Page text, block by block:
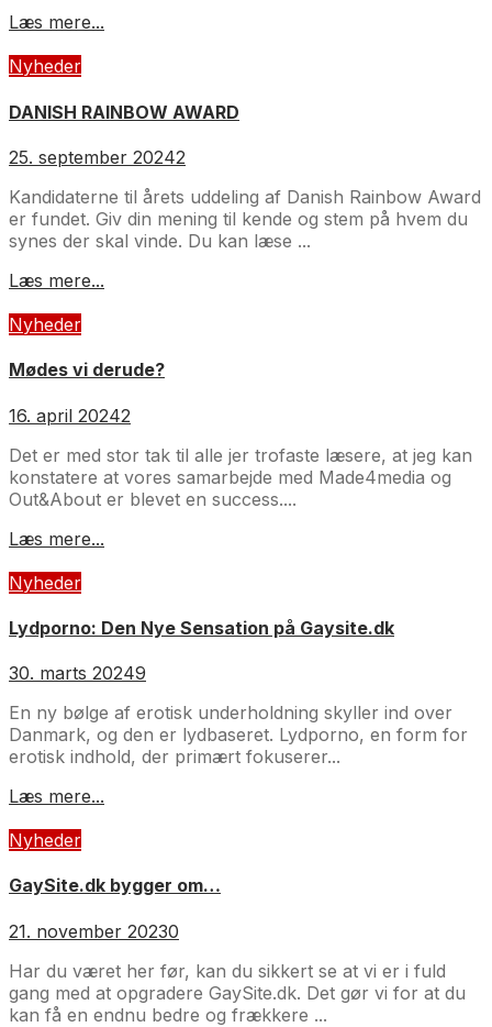
Læs mere...
Nyheder
DANISH RAINBOW AWARD
25. september 20242
Kandidaterne til årets uddeling af Danish Rainbow Award
er fundet. Giv din mening til kende og stem på hvem du
synes der skal vinde. Du kan læse ...
Læs mere...
Nyheder
Mødes vi derude?
16. april 20242
Det er med stor tak til alle jer trofaste læsere, at jeg kan
konstatere at vores samarbejde med Made4media og
Out&About er blevet en success....
Læs mere...
Nyheder
Lydporno: Den Nye Sensation på Gaysite.dk
30. marts 20249
En ny bølge af erotisk underholdning skyller ind over
Danmark, og den er lydbaseret. Lydporno, en form for
erotisk indhold, der primært fokuserer...
Læs mere...
Nyheder
GaySite.dk bygger om…
21. november 20230
Har du været her før, kan du sikkert se at vi er i fuld
gang med at opgradere GaySite.dk. Det gør vi for at du
kan få en endnu bedre og frækkere ...